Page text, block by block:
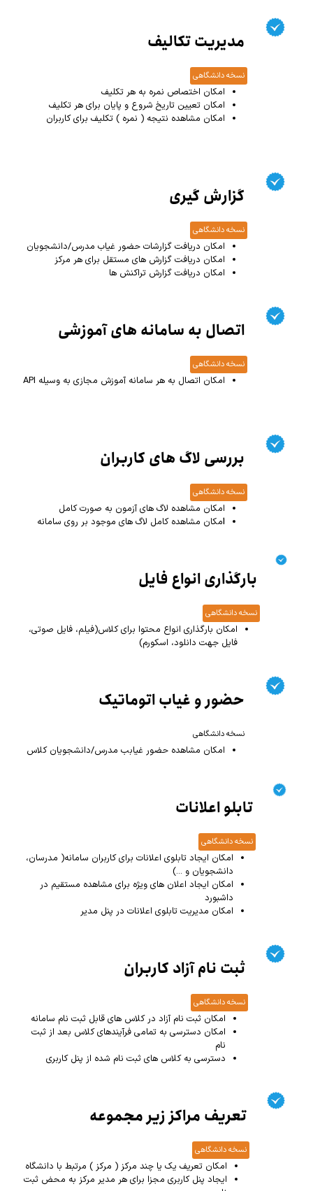
مدیریت تکالیف
نسخه دانشگاهی
امکان اختصاص نمره به هر تکلیف
امکان تعیین تاریخ شروع و پایان برای هر تکلیف
امکان مشاهده نتیجه ( نمره ) تکلیف برای کاربران
گزارش گیری
نسخه دانشگاهی
امکان دریافت گزارشات حضور غیاب مدرس/دانشجویان
امکان دریافت گزارش های مستقل برای هر مرکز
امکان دریافت گزارش تراکنش ها
اتصال به سامانه های آموزشی
نسخه دانشگاهی
امکان اتصال به هر سامانه آموزش مجازی به وسیله API
بررسی لاگ های کاربران
نسخه دانشگاهی
امکان مشاهده لاگ های آزمون به صورت کامل
امکان مشاهده کامل لاگ های موجود بر روی سامانه
بارگذاری انواع فایل
نسخه دانشگاهی
امکان بارگذاری انواع محتوا برای کلاس(فیلم، فایل صوتی،
فایل جهت دانلود، اسکورم)
حضور و غیاب اتوماتیک
نسخه دانشگاهی
امکان مشاهده حضور غیابب مدرس/دانشجویان کلاس
تابلو اعلانات
نسخه دانشگاهی
امکان ایجاد تابلوی اعلانات برای کاربران سامانه( مدرسان،
دانشجویان و ...)
امکان ایجاد اعلان های ویژه برای مشاهده مستقیم در
داشبورد
امکان مدیریت تابلوی اعلانات در پنل مدیر
ثبت نام آزاد کاربران
نسخه دانشگاهی
امکان ثبت نام آزاد در کلاس های قابل ثبت نام سامانه
امکان دسترسی به تمامی فرآیندهای کلاس بعد از ثبت
نام
دسترسی به کلاس های ثبت نام شده از پنل کاربری
تعریف مراکز زیر مجموعه
نسخه دانشگاهی
امکان تعریف یک یا چند مرکز ( مرکز ) مرتبط با دانشگاه
ایجاد پنل کاربری مجزا برای هر مدیر مرکز به محض ثبت